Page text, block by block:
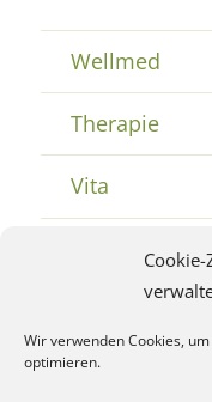
Wir verwenden Cookies,
optimieren.
Wellmed
Therapie
Vita
Geschenke